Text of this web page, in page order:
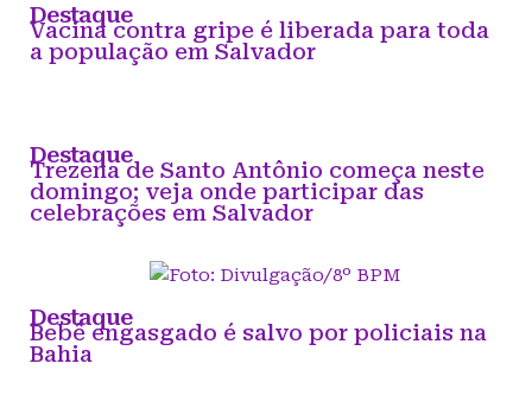
Destaque
Vacina contra gripe é liberada para toda
a população em Salvador
Destaque
Trezena de Santo Antônio começa neste
domingo; veja onde participar das
celebrações em Salvador
Destaque
Bebê engasgado é salvo por policiais na
Bahia